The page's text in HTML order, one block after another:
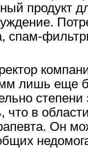
продукт
спам-
лишь еще
что в
Он